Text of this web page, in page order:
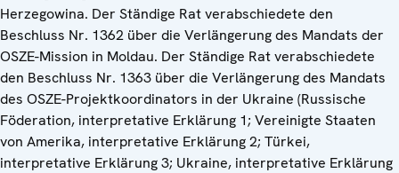
Herzegowina. Der Ständige Rat verabschiedete den
Beschluss Nr. 1362 über die Verlängerung des Mandats der
OSZE-Mission in Moldau. Der Ständige Rat verabschiedete
den Beschluss Nr. 1363 über die Verlängerung des Mandats
des OSZE-Projektkoordinators in der Ukraine (Russische
Föderation, interpretative Erklärung 1; Vereinigte Staaten
von Amerika, interpretative Erklärung 2; Türkei,
interpretative Erklärung 3; Ukraine, interpretative Erklärung